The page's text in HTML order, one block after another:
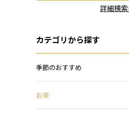
詳細検
カテゴリから探す
季節のおすすめ
お茶